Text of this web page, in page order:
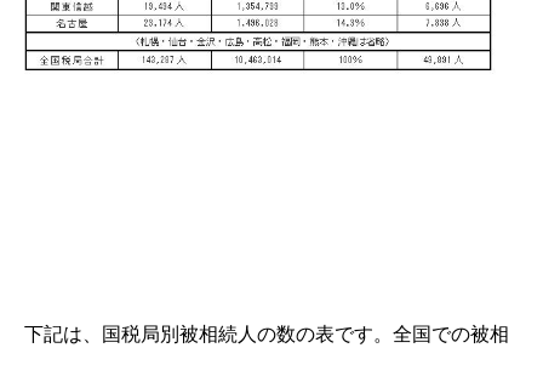
下記は、国税局別被相続人の数の表です。全国での被相